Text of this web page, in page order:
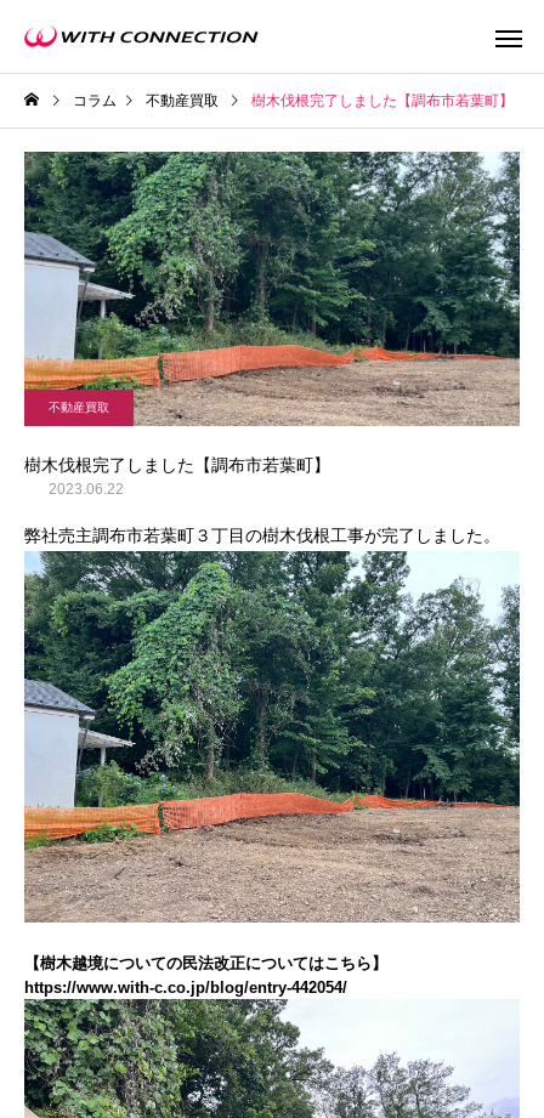
不動産買取 任意売
ウィズの利益還元
コラム 不動産買取 樹木伐根完了しました【調布市若葉町】
不動産買取
樹木伐根完了しました【調布市若葉町】
2023.06.22
弊社売主調布市若葉町３丁目の樹木伐根工事が完了しました。
【樹木越境についての民法改正についてはこちら】
https://www.with-c.co.jp/blog/entry-442054/